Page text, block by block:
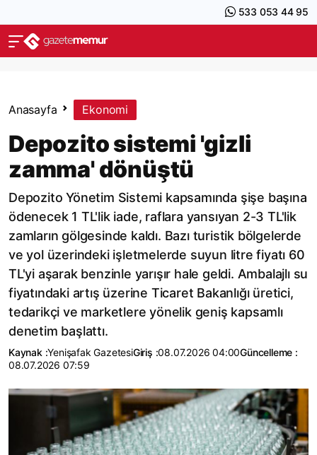
533 053 44 95
Anasayfa Ekonomi
Depozito sistemi 'gizli
zamma' dönüştü
Depozito Yönetim Sistemi kapsamında şişe başına
ödenecek 1 TL'lik iade, raflara yansıyan 2-3 TL'lik
zamların gölgesinde kaldı. Bazı turistik bölgelerde
ve yol üzerindeki işletmelerde suyun litre fiyatı 60
TL'yi aşarak benzinle yarışır hale geldi. Ambalajlı su
fiyatındaki artış üzerine Ticaret Bakanlığı üretici,
tedarikçi ve marketlere yönelik geniş kapsamlı
denetim başlattı.
Kaynak :Yenişafak GazetesiGiriş :08.07.2026 04:00Güncelleme :
08.07.2026 07:59